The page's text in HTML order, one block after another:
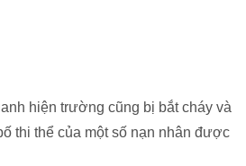
hiện trường cũng bị bắt cháy và
thi thể của một số nạn nhân được